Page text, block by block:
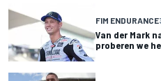
FIM ENDURANCE
Van der Mark
proberen we